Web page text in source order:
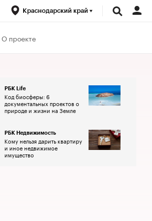
Краснодарский край
О проекте
РБК Life
Код биосферы: 6
документальных проектов о
природе и жизни на Земле
РБК Недвижимость
Кому нельзя дарить квартиру
и иное недвижимое
имущество